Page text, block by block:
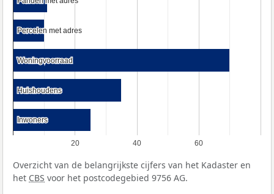
20 40 60
Percelen met adres
Percelen met adres
Woningvoorraad
Woningvoorraad
Huishoudens
Huishoudens
Inwoners
Inwoners
Overzicht van de belangrijkste cijfers van het Kadaster en
het CBS voor het postcodegebied 9756 AG.